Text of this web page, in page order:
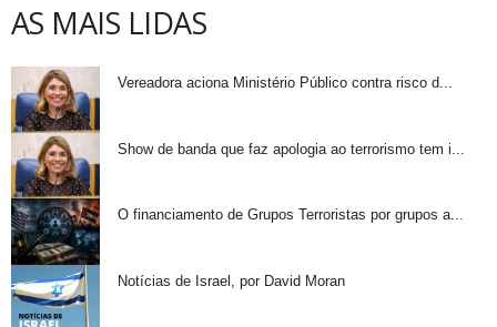
AS MAIS LIDAS
Vereadora aciona Ministério Público contra risco d...
Show de banda que faz apologia ao terrorismo tem i...
O financiamento de Grupos Terroristas por grupos a...
Notícias de Israel, por David Moran